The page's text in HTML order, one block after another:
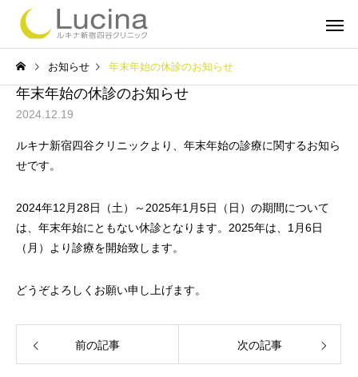
お知らせ 年末年始の休診のお知らせ
年末年始の休診のお知らせ
2024.12.19
ルキナ新宿四谷クリニックより、年末年始の診療に関するお知ら
せです。
2024年12月28日（土）～2025年1月5日（日）の期間について
は、年末年始にともない休診となります。2025年は、1月6日
（月）より診療を開始致します。
どうぞよろしくお願い申し上げます。
前の記事 次の記事